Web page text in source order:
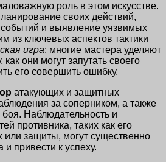
роль в этом искусстве.
своих действий,
и выявление уязвимых
из ключевых аспектов тактики
игра: многие мастера уделяют
они могут запутать своего
его совершить ошибку.
атакующих и защитных
за соперником, а также
боя. Наблюдательность и
противника, таких как его
или защиты, могут существенно
и привести к успеху.